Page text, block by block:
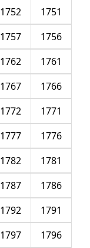
1751
1752
1756
1757
1761
1762
1766
1767
1771
1772
1776
1777
1781
1782
1786
1787
1791
1792
1796
1797